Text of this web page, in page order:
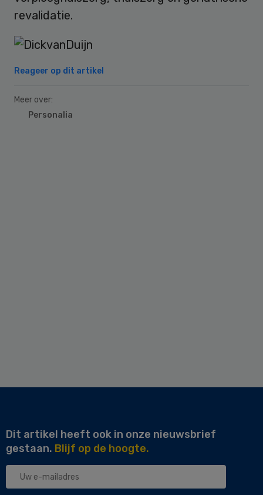
revalidatie.
Reageer op dit artikel
Meer over:
Personalia
Dit artikel heeft ook in onze nieuwsbrief
gestaan. Blijf op de hoogte.
Uw